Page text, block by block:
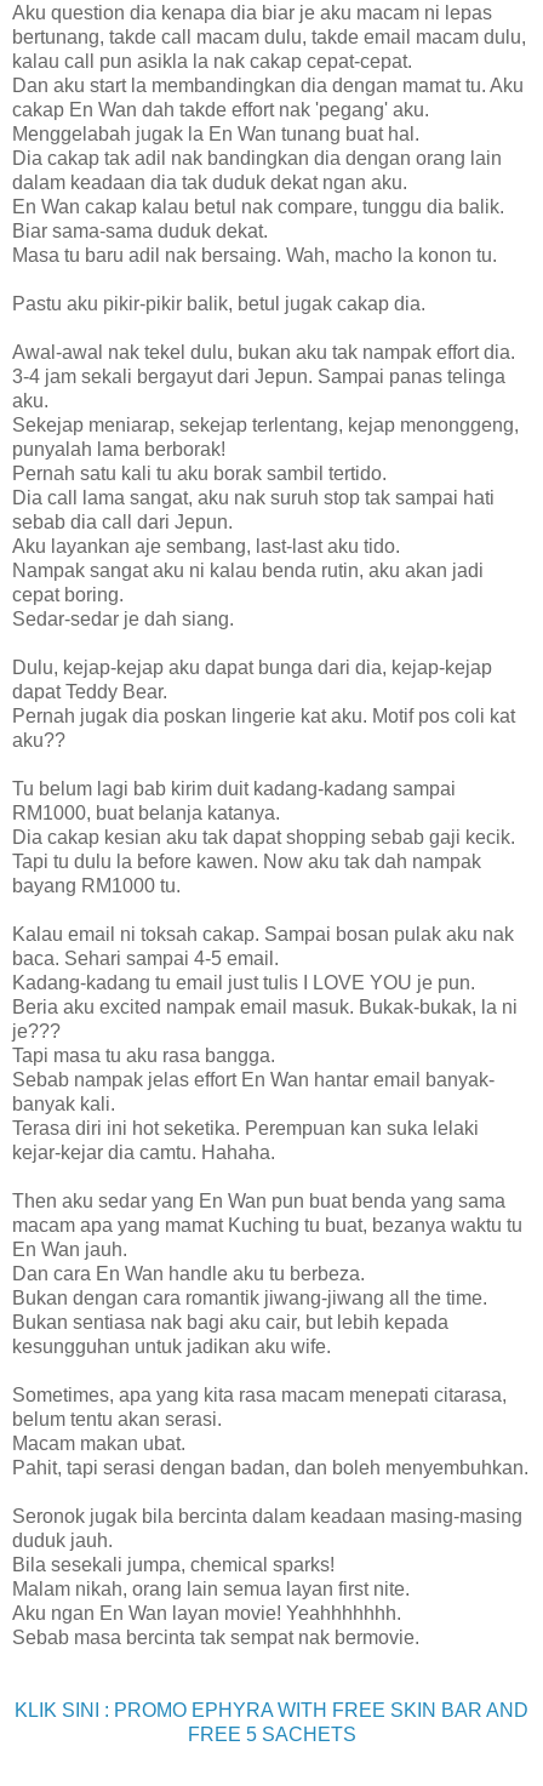
Aku question dia kenapa dia biar je aku macam ni lepas
bertunang, takde call macam dulu, takde email macam dulu,
kalau call pun asikla la nak cakap cepat-cepat.
Dan aku start la membandingkan dia dengan mamat tu. Aku
cakap En Wan dah takde effort nak 'pegang' aku.
Menggelabah jugak la En Wan tunang buat hal.
Dia cakap tak adil nak bandingkan dia dengan orang lain
dalam keadaan dia tak duduk dekat ngan aku.
En Wan cakap kalau betul nak compare, tunggu dia balik.
Biar sama-sama duduk dekat.
Masa tu baru adil nak bersaing. Wah, macho la konon tu.
Pastu aku pikir-pikir balik, betul jugak cakap dia.
Awal-awal nak tekel dulu, bukan aku tak nampak effort dia.
3-4 jam sekali bergayut dari Jepun. Sampai panas telinga
aku.
Sekejap meniarap, sekejap terlentang, kejap menonggeng,
punyalah lama berborak!
Pernah satu kali tu aku borak sambil tertido.
Dia call lama sangat, aku nak suruh stop tak sampai hati
sebab dia call dari Jepun.
Aku layankan aje sembang, last-last aku tido.
Nampak sangat aku ni kalau benda rutin, aku akan jadi
cepat boring.
Sedar-sedar je dah siang.
Dulu, kejap-kejap aku dapat bunga dari dia, kejap-kejap
dapat Teddy Bear.
Pernah jugak dia poskan lingerie kat aku. Motif pos coli kat
aku??
Tu belum lagi bab kirim duit kadang-kadang sampai
RM1000, buat belanja katanya.
Dia cakap kesian aku tak dapat shopping sebab gaji kecik.
Tapi tu dulu la before kawen. Now aku tak dah nampak
bayang RM1000 tu.
Kalau email ni toksah cakap. Sampai bosan pulak aku nak
baca. Sehari sampai 4-5 email.
Kadang-kadang tu email just tulis I LOVE YOU je pun.
Beria aku excited nampak email masuk. Bukak-bukak, la ni
je???
Tapi masa tu aku rasa bangga.
Sebab nampak jelas effort En Wan hantar email banyak-
banyak kali.
Terasa diri ini hot seketika. Perempuan kan suka lelaki
kejar-kejar dia camtu. Hahaha.
Then aku sedar yang En Wan pun buat benda yang sama
macam apa yang mamat Kuching tu buat, bezanya waktu tu
En Wan jauh.
Dan cara En Wan handle aku tu berbeza.
Bukan dengan cara romantik jiwang-jiwang all the time.
Bukan sentiasa nak bagi aku cair, but lebih kepada
kesungguhan untuk jadikan aku wife.
Sometimes, apa yang kita rasa macam menepati citarasa,
belum tentu akan serasi.
Macam makan ubat.
Pahit, tapi serasi dengan badan, dan boleh menyembuhkan.
Seronok jugak bila bercinta dalam keadaan masing-masing
duduk jauh.
Bila sesekali jumpa, chemical sparks!
Malam nikah, orang lain semua layan first nite.
Aku ngan En Wan layan movie! Yeahhhhhhh.
Sebab masa bercinta tak sempat nak bermovie.
KLIK SINI : PROMO EPHYRA WITH FREE SKIN BAR AND
FREE 5 SACHETS